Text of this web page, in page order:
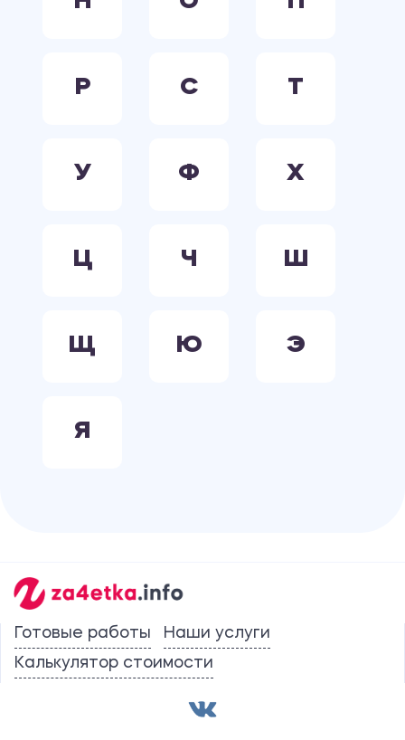
Р С Т
У Ф Х
Ц Ч Ш
Щ Ю Э
Я
Готовые работы
Наши услуги
Калькулятор стоимости